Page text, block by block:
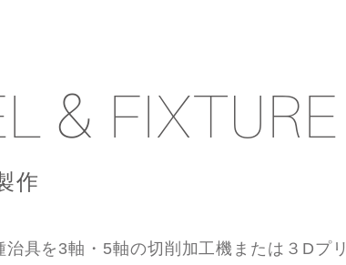
& FIXTURE
作
具を3軸・5軸の切削加工機または３Dプリ